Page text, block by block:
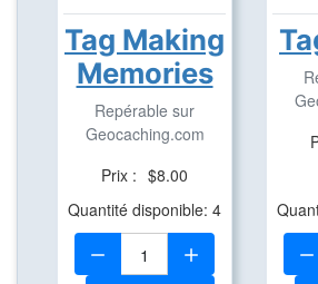
Tag Making
Memories
Repérable sur
Geocaching.com
Prix : $8.00
Quantité disponible: 4
Quantité: